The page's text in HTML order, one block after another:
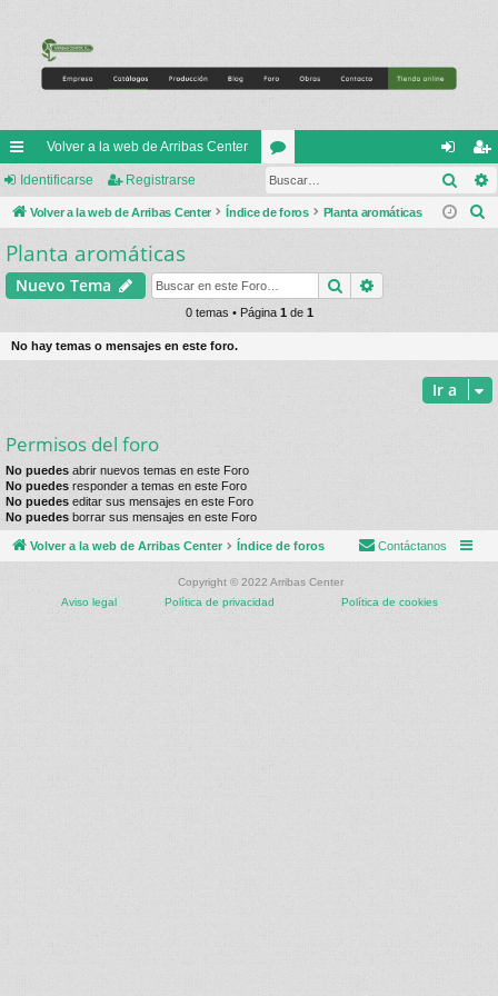
nl
ac
es
rá
do
Volver a la web de Arribas Center
or
os
de
nti
eg
ist
Identificarse Registrarse
Volver a la web de Arribas Center Índice de foros Planta aromáticas
r
Planta aromáticas
Nuevo Tema Buscar
0 temas • Página 1de 1
No hay temas o mensajes en este foro.
Ir a
Permisos del foro
No puedes abrir nuevos temas en este Foro
No puedes responder a temas en este Foro
No puedes editar sus mensajes en este Foro
No puedes borrar sus mensajes en este Foro
Volver a la web de Arribas Center Índice de foros Contáctanos
Copyright © 2022 Arribas Center
Aviso legal
Política de privacidad Política de cookies